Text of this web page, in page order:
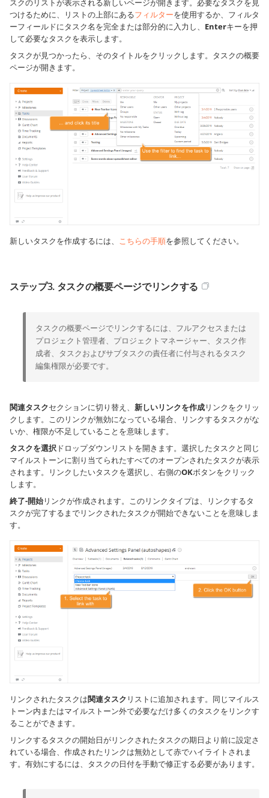
つけるために、リストの上部にあるフィルターを使用するか、フィルタ
ーフィールドにタスク名を完全または部分的に入力し、 Enterキーを押
して必要なタスクを表示します。
タスクが見つかったら、そのタイトルをクリックします。タスクの概要
ページが開きます。
新しいタスクを作成するには、 こちらの手順を参照してください。
ステップ3. タスクの概要ページでリンクする
タスクの概要ページでリンクするには、フルアクセスまたは
プロジェクト管理者、プロジェクトマネージャー、タスク作
成者、タスクおよびサブタスクの責任者に付与されるタスク
編集権限が必要です。
関連タスクセクションに切り替え、 新しいリンクを作成リンクをクリッ
クします。このリンクが無効になっている場合、リンクするタスクがな
いか、権限が不足していることを意味します。
タスクを選択 ドロップダウンリストを開きます。選択したタスクと同じ
マイルストーンに割り当てられたすべてのオープンされたタスクが表示
されます。リンクしたいタスクを選択し、右側のOKボタンをクリック
します。
終了-開始リンクが作成されます。このリンクタイプは、リンクするタ
スクが完了するまでリンクされたタスクが開始できないことを意味しま
す。
リンクされたタスクは関連タスク リストに追加されます。同じマイルス
トーン内またはマイルストーン外で必要なだけ多くのタスクをリンクす
ることができます。
リンクするタスクの開始日がリンクされたタスクの期日より前に設定さ
れている場合、作成されたリンクは無効として赤でハイライトされま
す。有効にするには、タスクの日付を手動で修正する必要があります。